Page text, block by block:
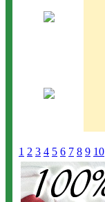
1 2 3 4 5 6 7 8 9 10